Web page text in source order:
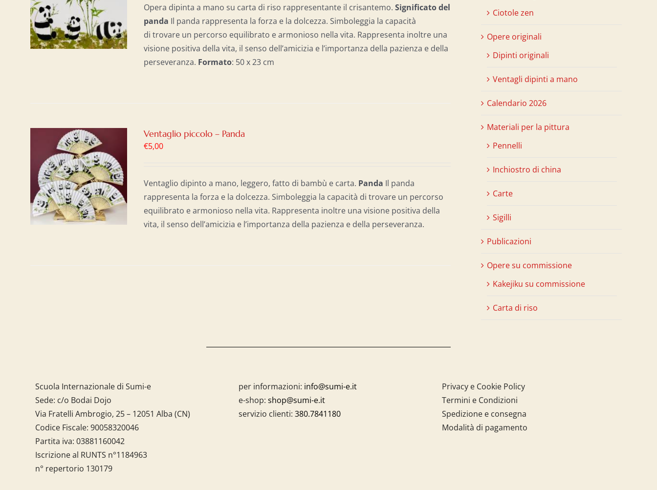
Opera dipinta a mano su carta di riso rappresentante il crisantemo.Significato del
panda Il panda rappresenta la forza e la dolcezza. Simboleggia la capacità
di trovare un percorso equilibrato e armonioso nella vita. Rappresenta inoltre una
visione positiva della vita, il senso dell’amicizia e l’importanza della pazienza e della
perseveranza. Formato: 50 x 23 cm
Ventaglio piccolo – Panda
€5,00
Ventaglio dipinto a mano, leggero, fatto di bambù e carta. Panda Il panda
rappresenta la forza e la dolcezza. Simboleggia la capacità di trovare un percorso
equilibrato e armonioso nella vita. Rappresenta inoltre una visione positiva della
vita, il senso dell’amicizia e l’importanza della pazienza e della perseveranza.
Ciotole zen
Opere originali
Dipinti originali
Ventagli dipinti a mano
Calendario 2026
Materiali per la pittura
Pennelli
Inchiostro di china
Carte
Sigilli
Publicazioni
Opere su commissione
Kakejiku su commissione
Carta di riso
Scuola Internazionale di Sumi-e
Sede: c/o Bodai Dojo
Via Fratelli Ambrogio, 25 – 12051 Alba (CN)
Codice Fiscale: 90058320046
Partita iva: 03881160042
Iscrizione al RUNTS n°1184963
n° repertorio 130179
per informazioni: info@sumi-e.it
e-shop: shop@sumi-e.it
servizio clienti: 380.7841180
Privacy e Cookie Policy
Termini e Condizioni
Spedizione e consegna
Modalità di pagamento